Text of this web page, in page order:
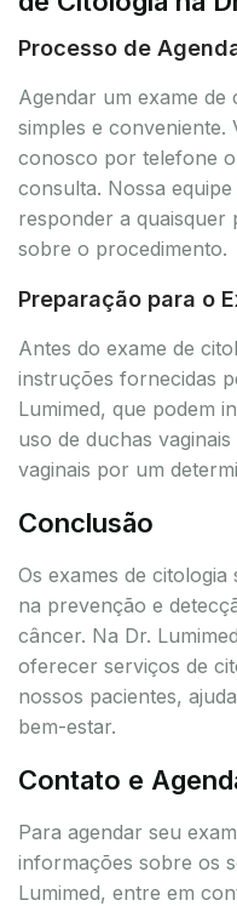
Processo de
Agendar um exame de
simples e
conosco por telefone
consulta. Nossa
responder a quaisquer
sobre o procedimento.
Preparação para o
Antes do exame de
instruções fornecidas
Lumimed, que podem
uso de duchas
vaginais por um
Conclusão
Os exames de
na prevenção e
câncer. Na Dr.
oferecer serviços de
nossos pacientes,
bem-estar.
Contato e
Para agendar seu
informações sobre os
Lumimed, entre em